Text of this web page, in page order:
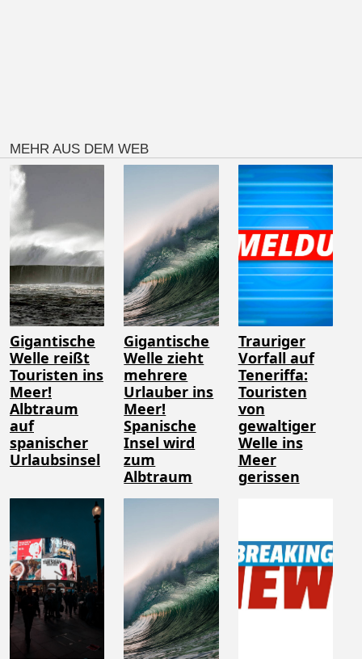
MEHR AUS DEM WEB
Gigantische
Welle reißt
Touristen ins
Meer!
Albtraum
auf
spanischer
Urlaubsinsel
Gigantische
Welle zieht
mehrere
Urlauber ins
Meer!
Spanische
Insel wird
zum
Albtraum
Trauriger
Vorfall auf
Teneriffa:
Touristen
von
gewaltiger
Welle ins
Meer
gerissen